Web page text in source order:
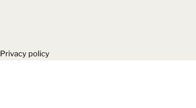
Privacy policy